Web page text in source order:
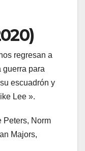
regresan a
guerra para
escuadrón y
Lee ».
Peters, Norm
Majors,